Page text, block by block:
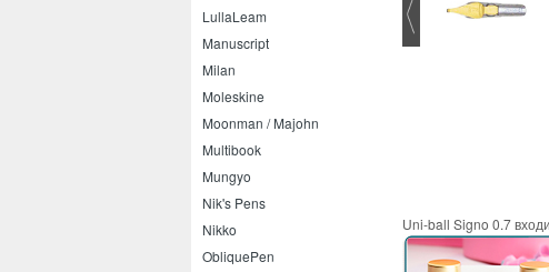
LullaLeam
Manuscript
Milan
Moleskine
Moonman / Majohn
Multibook
Mungyo
Nik's Pens
Nikko
ObliquePen
Edding 1200 Metallic 1.0
Uni-ball Signo 0.7